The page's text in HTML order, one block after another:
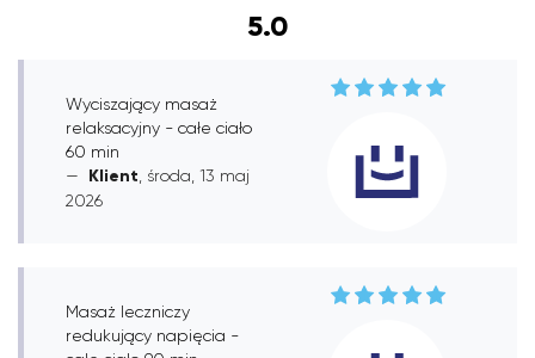
5.0
Wyciszający masaż
relaksacyjny - całe ciało
60 min
Klient , środa, 13 maj
2026
Masaż leczniczy
redukujący napięcia -